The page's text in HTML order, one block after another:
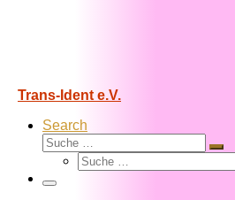
Trans-Ident e.V.
Search
Suche
Suche
Menü